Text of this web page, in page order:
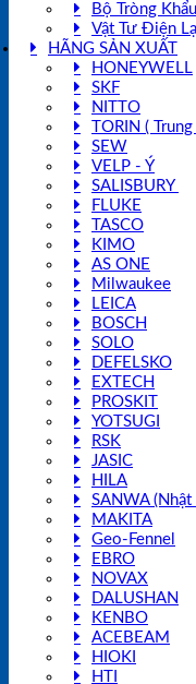
Bộ Tròng
Vật Tư Điện
HÃNG SẢN XUẤT
HONEYWELL
SKF
NITTO
TORIN (
SEW
VELP - Ý
SALISBURY
FLUKE
TASCO
KIMO
AS ONE
Milwaukee
LEICA
BOSCH
SOLO
DEFELSKO
EXTECH
PROSKIT
YOTSUGI
RSK
JASIC
HILA
SANWA (Nhật
MAKITA
Geo-Fennel
EBRO
NOVAX
DALUSHAN
KENBO
ACEBEAM
HIOKI
HTI